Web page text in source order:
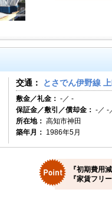
交通： とさでん伊野線
敷金／礼金： -／ -
保証金／敷引／償却金： -／ -
所在地： 高知市神田
築年月： 1986年5月
『初期費用
『家賃フリ